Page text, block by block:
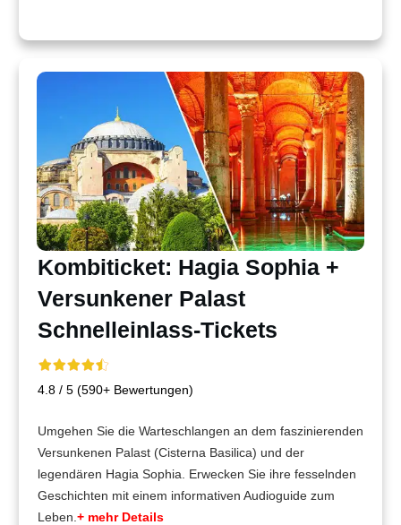
Kombiticket: Hagia Sophia +
Versunkener Palast
Schnelleinlass-Tickets
4.8 / 5 (590+ Bewertungen)
Umgehen Sie die Warteschlangen an dem faszinierenden
Versunkenen Palast (Cisterna Basilica) und der
legendären Hagia Sophia. Erwecken Sie ihre fesselnden
Geschichten mit einem informativen Audioguide zum
Leben. + mehr Details